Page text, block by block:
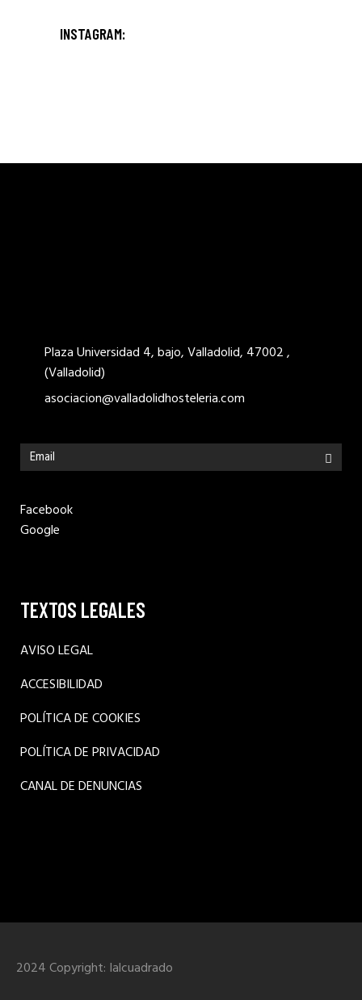
INSTAGRAM:
Plaza Universidad 4, bajo, Valladolid, 47002 ,
(Valladolid)
asociacion@valladolidhosteleria.com
Facebook
Google
TEXTOS LEGALES
AVISO LEGAL
ACCESIBILIDAD
POLÍTICA DE COOKIES
POLÍTICA DE PRIVACIDAD
CANAL DE DENUNCIAS
2024 Copyright: Ialcuadrado